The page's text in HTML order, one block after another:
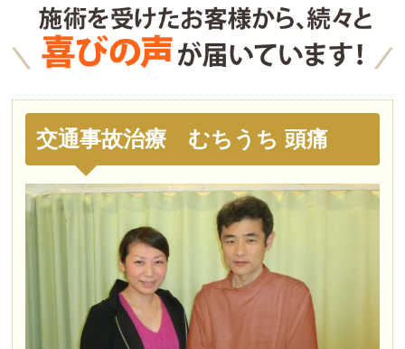
交通事故治療 むちうち 頭痛